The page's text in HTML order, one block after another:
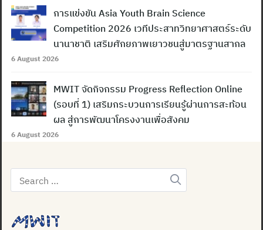
การแข่งขัน Asia Youth Brain Science
Competition 2026 เวทีประสาทวิทยาศาสตร์ระดับ
นานาชาติ เสริมศักยภาพเยาวชนสู่มาตรฐานสากล
6 August 2026
MWIT จัดกิจกรรม Progress Reflection Online
(รอบที่ 1) เสริมกระบวนการเรียนรู้ผ่านการสะท้อน
ผล สู่การพัฒนาโครงงานเพื่อสังคม
6 August 2026
Search
for: